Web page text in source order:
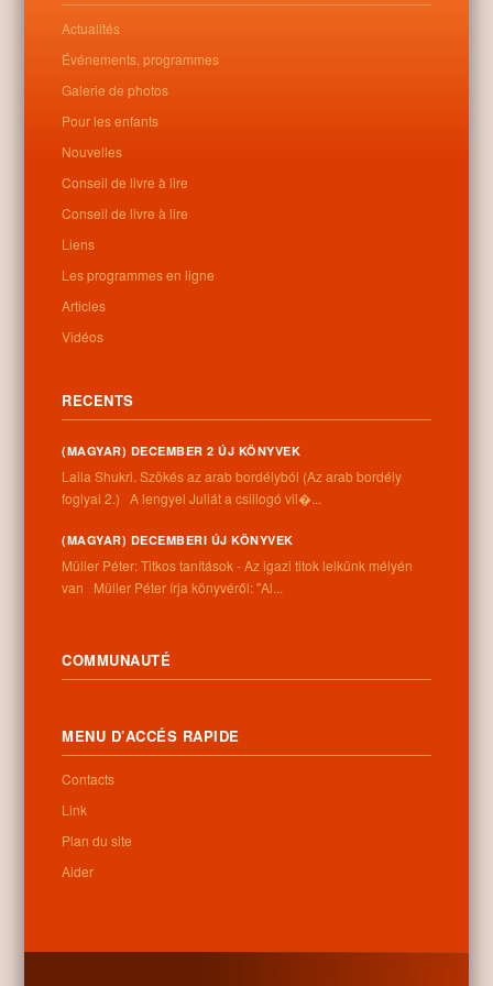
Actualités
Événements, programmes
Galerie de photos
Pour les enfants
Nouvelles
Conseil de livre à lire
Conseil de livre à lire
Liens
Les programmes en ligne
Articles
Vidéos
RECENTS
(MAGYAR) DECEMBER 2 ÚJ KÖNYVEK
Laila Shukri. Szökés ​az arab bordélyból (Az arab bordély
foglyai 2.) A lengyel Juliát a csillogó vil�...
(MAGYAR) DECEMBERI ÚJ KÖNYVEK
Müller Péter: Titkos tanítások - Az igazi titok lelkünk mélyén
van Müller Péter írja könyvéről: "Al...
COMMUNAUTÉ
MENU D’ACCÉS RAPIDE
Contacts
Link
Plan du site
Aider